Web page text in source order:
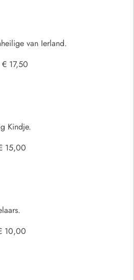
van Ierland.
€ 17,50
Kindje.
15,00
10,00